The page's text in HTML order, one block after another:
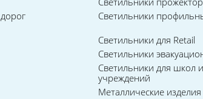
Светильники
Светильники для Retail
Светильники
Светильники для школ
учреждений
Металлические изделия